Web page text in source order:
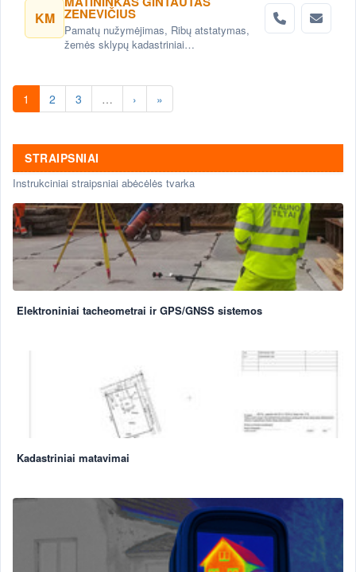
KM ZENEVIČIUS
Pamatų nužymėjimas, Ribų atstatymas,
žemės sklypų kadastriniai
Vilniuje.
1 2 3 … › »
STRAIPSNIAI
Instrukciniai straipsniai abėcėlės tvarka
Elektroniniai tacheometrai ir GPS/GNSS sistemos
Kadastriniai matavimai